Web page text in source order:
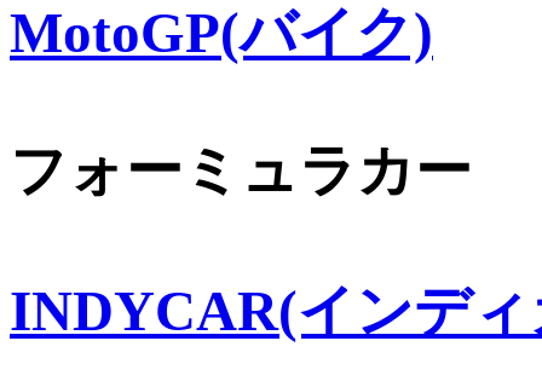
MotoGP(バイク)
フォーミュラカー
INDYCAR(インデ